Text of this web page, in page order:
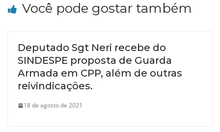
Você pode gostar também
Deputado Sgt Neri recebe do
SINDESPE proposta de Guarda
Armada em CPP, além de outras
reivindicações.
18 de agosto de 2021